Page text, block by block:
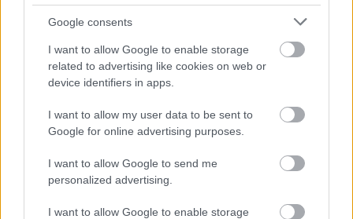
Google consents
I want to allow Google to enable storage
related to advertising like cookies on web or
device identifiers in apps.
I want to allow my user data to be sent to
Google for online advertising purposes.
I want to allow Google to send me
personalized advertising.
I want to allow Google to enable storage